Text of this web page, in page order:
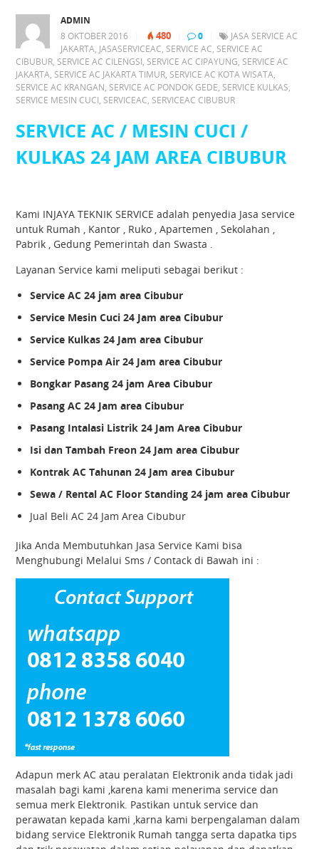
ADMIN
8 OKTOBER 2016
480 0
JASA SERVICE AC
JAKARTA, JASASERVICEAC, SERVICE AC, SERVICE AC
CIBUBUR, SERVICE AC CILENGSI, SERVICE AC CIPAYUNG, SERVICE AC
JAKARTA, SERVICE AC JAKARTA TIMUR, SERVICE AC KOTA WISATA,
SERVICE AC KRANGAN, SERVICE AC PONDOK GEDE, SERVICE KULKAS,
SERVICE MESIN CUCI, SERVICEAC, SERVICEAC CIBUBUR
SERVICE AC / MESIN CUCI /
KULKAS 24 JAM AREA CIBUBUR
Kami INJAYA TEKNIK SERVICE adalah penyedia Jasa service
untuk Rumah , Kantor , Ruko , Apartemen , Sekolahan ,
Pabrik , Gedung Pemerintah dan Swasta .
Layanan Service kami meliputi sebagai berikut :
Service AC 24 jam area Cibubur
Service Mesin Cuci 24 Jam area Cibubur
Service Kulkas 24 Jam area Cibubur
Service Pompa Air 24 Jam area Cibubur
Bongkar Pasang 24 jam Area Cibubur
Pasang AC 24 Jam area Cibubur
Pasang Intalasi Listrik 24 Jam Area Cibubur
Isi dan Tambah Freon 24 Jam area Cibubur
Kontrak AC Tahunan 24 Jam area Cibubur
Sewa / Rental AC Floor Standing 24 jam area Cibubur
Jual Beli AC 24 Jam Area Cibubur
Jika Anda Membutuhkan Jasa Service Kami bisa
Menghubungi Melalui Sms / Contack di Bawah ini :
Adapun merk AC atau peralatan Elektronik anda tidak jadi
masalah bagi kami ,karena kami menerima service dan
semua merk Elektronik. Pastikan untuk service dan
perawatan kepada kami ,karna kami berpengalaman dalam
bidang service Elektronik Rumah tangga serta dapatka tips